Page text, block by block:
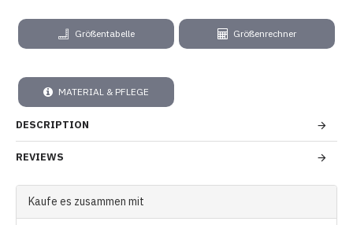
Größentabelle Größenrechner
MATERIAL & PFLEGE
DESCRIPTION
REVIEWS
Kaufe es zusammen mit